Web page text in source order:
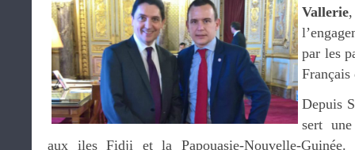
Vallerie
par les
Français
Depuis
sert
aux iles Fidji et la Papouasie-Nouvelle-